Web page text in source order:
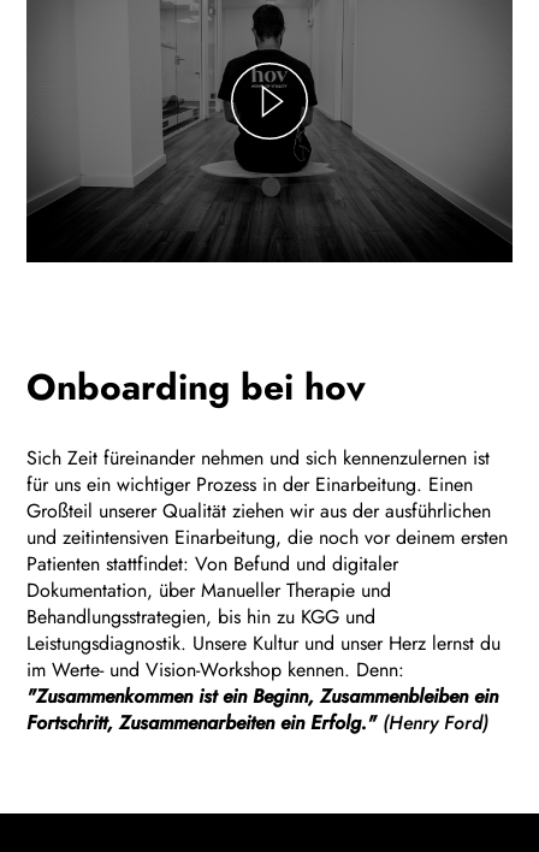
Onboarding bei hov
Sich Zeit füreinander nehmen und sich kennenzulernen ist
für uns ein wichtiger Prozess in der Einarbeitung. Einen
Großteil unserer Qualität ziehen wir aus der ausführlichen
und zeitintensiven Einarbeitung, die noch vor deinem ersten
Patienten stattfindet: Von Befund und digitaler
Dokumentation, über Manueller Therapie und
Behandlungsstrategien, bis hin zu KGG und
Leistungsdiagnostik. Unsere Kultur und unser Herz lernst du
im Werte- und Vision-Workshop kennen. Denn:
"Zusammenkommen ist ein Beginn, Zusammenbleiben ein
Fortschritt, Zusammenarbeiten ein Erfolg." (Henry Ford)